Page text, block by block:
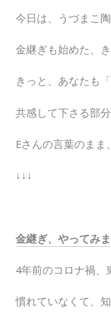
今日は、うづまこ
金継ぎも始めた、
きっと、あなたも
共感して下さる部
Eさんの言葉のまま
↓↓↓
金継ぎ、やってみ
4年前のコロナ禍、
慣れていなくて、